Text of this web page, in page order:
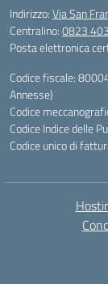
Indirizzo:Via San
Centralino:0823
Posta elettronica
Codice fiscale:
Annesse)
Codice
Codice Indice delle
Codice unico di